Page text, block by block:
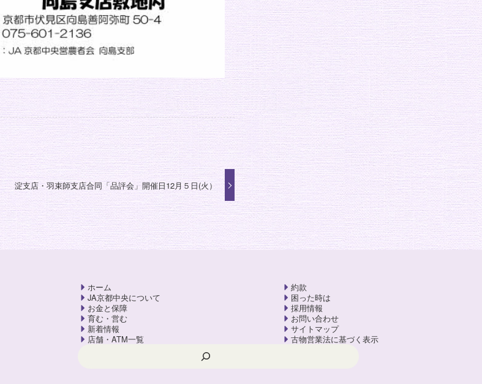
淀支店・羽束師支店合同「品評会」開催日12月５日(火）
ホーム
JA京都中央について
お金と保障
育む・営む
新着情報
店舗・ATM一覧
約款
困った時は
採用情報
お問い合わせ
サイトマップ
古物営業法に基づく表示